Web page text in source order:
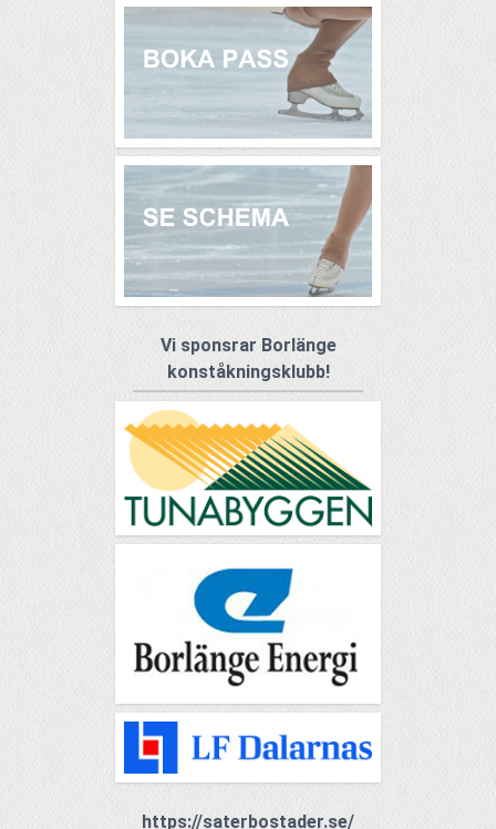
Vi sponsrar Borlänge
konståkningsklubb!
https://saterbostader.se/